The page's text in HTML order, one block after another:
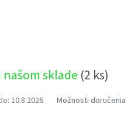
sklade (2 ks)
10.8.2026 Možnosti doručenia